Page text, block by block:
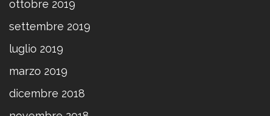
ottobre 2019
settembre 2019
luglio 2019
marzo 2019
dicembre 2018